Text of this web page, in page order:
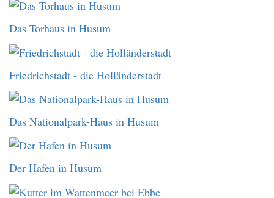
Das Torhaus in Husum
Friedrichstadt - die Holländerstadt
Das Nationalpark-Haus in Husum
Der Hafen in Husum